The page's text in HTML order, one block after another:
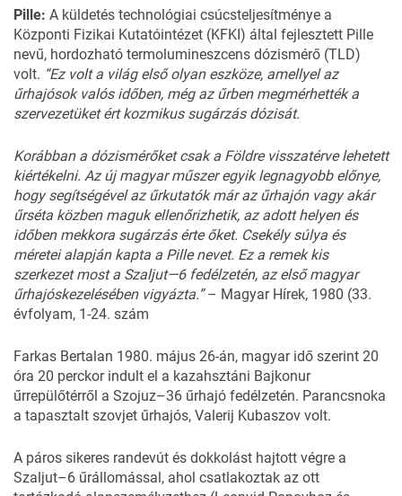
Pille: A küldetés technológiai csúcsteljesítménye a
Központi Fizikai Kutatóintézet (KFKI) által fejlesztett Pille
nevű, hordozható termolumineszcens dózismérő (TLD)
volt. “Ez volt a világ első olyan eszköze, amellyel az
űrhajósok valós időben, még az űrben megmérhették a
szervezetüket ért kozmikus sugárzás dózisát.
Korábban a dózismérőket csak a Földre visszatérve lehetett
kiértékelni. Az új magyar műszer egyik legnagyobb előnye,
hogy segítségével az űrkutatók már az űrhajón vagy akár
űrséta közben maguk ellenőrizhetik, az adott helyen és
időben mekkora sugárzás érte őket. Csekély súlya és
méretei alapján kapta a Pille nevet. Ez a remek kis
szerkezet most a Szaljut—6 fedélzetén, az első magyar
űrhajóskezelésében vigyázta.”– Magyar Hírek, 1980 (33.
évfolyam, 1-24. szám
Farkas Bertalan 1980. május 26-án, magyar idő szerint 20
óra 20 perckor indult el a kazahsztáni Bajkonur
űrrepülőtérről a Szojuz–36 űrhajó fedélzetén. Parancsnoka
a tapasztalt szovjet űrhajós, Valerij Kubaszov volt.
A páros sikeres randevút és dokkolást hajtott végre a
Szaljut–6 űrállomással, ahol csatlakoztak az ott